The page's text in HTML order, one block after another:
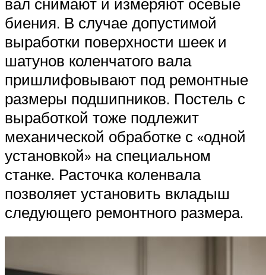
Меню
биения. В случае допустимой
выработки поверхности шеек и
шатунов коленчатого вала
пришлифовывают под ремонтные
размеры подшипников. Постель с
выработкой тоже подлежит
механической обработке с «одной
установкой» на специальном
станке. Расточка коленвала
позволяет установить вкладыш
следующего ремонтного размера.